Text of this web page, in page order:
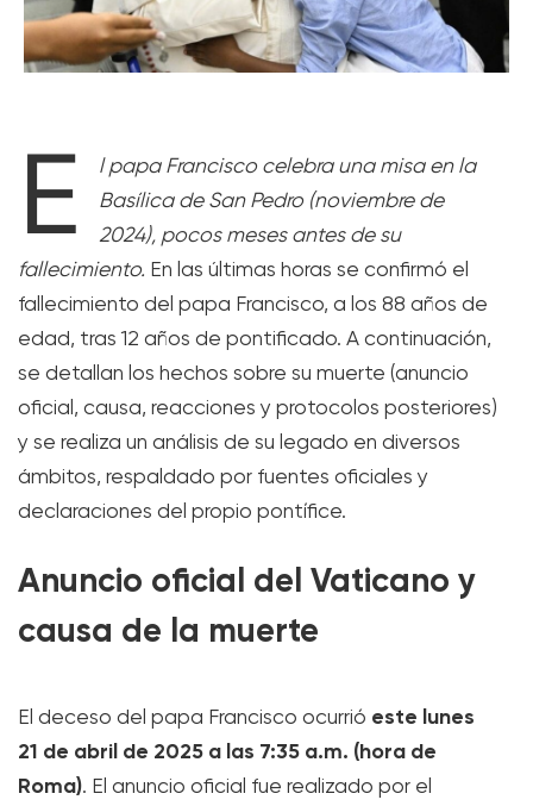
E
l papa Francisco celebra una misa en la
Basílica de San Pedro (noviembre de
2024), pocos meses antes de su
fallecimiento. En las últimas horas se confirmó el
fallecimiento del papa Francisco, a los 88 años de
edad, tras 12 años de pontificado. A continuación,
se detallan los hechos sobre su muerte (anuncio
oficial, causa, reacciones y protocolos posteriores)
y se realiza un análisis de su legado en diversos
ámbitos, respaldado por fuentes oficiales y
declaraciones del propio pontífice.
Anuncio oficial del Vaticano y
causa de la muerte
El deceso del papa Francisco ocurrió este lunes
21 de abril de 2025 a las 7:35 a.m. (hora de
Roma). El anuncio oficial fue realizado por el